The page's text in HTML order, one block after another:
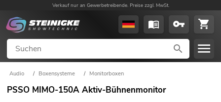
Verkauf nur an Gewerbetreibende. Preise zzgl. MwSt.
Audio / Boxensysteme / Monitorboxen
PSSO MIMO-150A Aktiv-Bühnenmonitor